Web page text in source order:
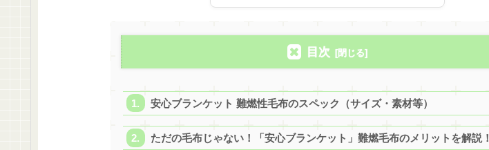
目次
安心ブランケット 難燃性毛布のスペック（サイズ・素材等）
ただの毛布じゃない！「安心ブランケット」難燃毛布のメリットを解説！